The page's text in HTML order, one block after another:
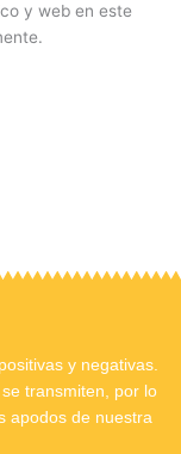
y web en este
y negativas.
transmiten, por lo
apodos de nuestra